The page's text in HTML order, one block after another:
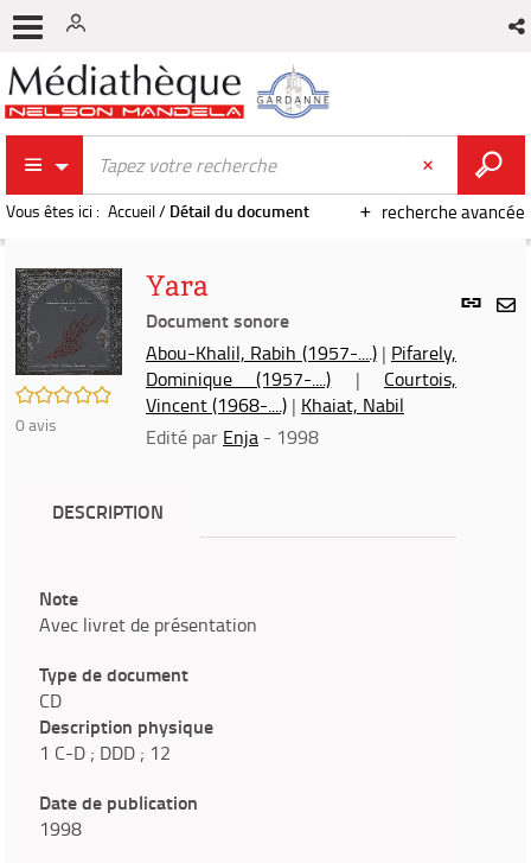
recherche avancée
Vous êtes ici : Accueil/ Détail du document
Lien
/5
0avis
Yara
Document sonore
Abou-Khalil, Rabih (1957-....)| Pifarely,
Dominique (1957-....) | Courtois,
Vincent (1968-....) | Khaiat, Nabil
Edité par Enja - 1998
DESCRIPTION
Note
Avec livret de présentation
Type de document
CD
Description physique
1 C-D ; DDD ; 12
Date de publication
1998